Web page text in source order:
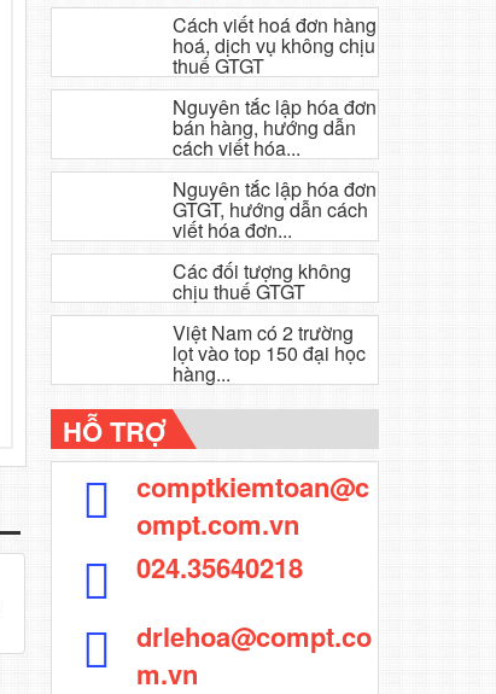
Cách viết hoá đơn hàng
hoá, dịch vụ không chịu
thuế GTGT
Nguyên tắc lập hóa đơn
bán hàng, hướng dẫn
cách viết hóa...
Nguyên tắc lập hóa đơn
GTGT, hướng dẫn cách
viết hóa đơn...
Các đối tượng không
chịu thuế GTGT
Việt Nam có 2 trường
lọt vào top 150 đại học
hàng...
HỖ TRỢ
comptkiemtoan@c
ompt.com.vn
024.35640218
drlehoa@compt.co
m.vn